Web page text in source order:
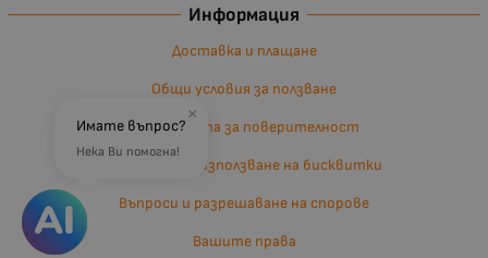
Информация
Доставка и плащане
Общи условия за ползване
Политиката за поверителност
Политика за използване на бисквитки
Въпроси и разрешаване на спорове
Вашите права
×
Имате въпрос?
Нека Ви помогна!